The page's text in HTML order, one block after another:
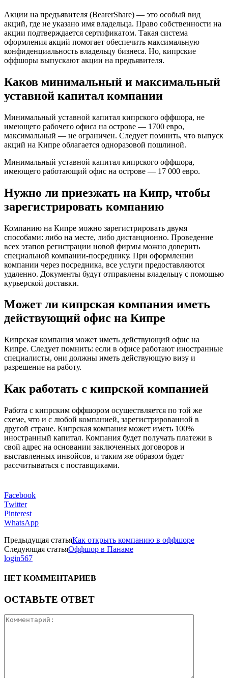
Акции на предъявителя (BearerShare) — это особый вид
акций, где не указано имя владельца. Право собственности на
акции подтверждается сертификатом. Такая система
оформления акций помогает обеспечить максимальную
конфиденциальность владельцу бизнеса. Но, кипрские
оффшоры выпускают акции на предъявителя.
Каков минимальный и максимальный
уставной капитал компании
Минимальный уставной капитал кипрского оффшора, не
имеющего рабочего офиса на острове — 1700 евро,
максимальный — не ограничен. Следует помнить, что выпуск
акций на Кипре облагается одноразовой пошлиной.
Минимальный уставной капитал кипрского оффшора,
имеющего работающий офис на острове — 17 000 евро.
Нужно ли приезжать на Кипр, чтобы
зарегистрировать компанию
Компанию на Кипре можно зарегистрировать двумя
способами: либо на месте, либо дистанционно. Проведение
всех этапов регистрации новой фирмы можно доверить
специальной компании-посреднику. При оформлении
компании через посредника, все услуги предоставляются
удаленно. Документы будут отправлены владельцу с помощью
курьерской доставки.
Может ли кипрская компания иметь
действующий офис на Кипре
Кипрская компания может иметь действующий офис на
Кипре. Следует помнить: если в офисе работают иностранные
специалисты, они должны иметь действующую визу и
разрешение на работу.
Как работать с кипрской компанией
Работа с кипрским оффшором осуществляется по той же
схеме, что и с любой компанией, зарегистрированной в
другой стране. Кипрская компания может иметь 100%
иностранный капитал. Компания будет получать платежи в
свой адрес на основании заключенных договоров и
выставленных инвойсов, и таким же образом будет
рассчитываться с поставщиками.
Facebook
Twitter
Pinterest
WhatsApp
Предыдущая статьяКак открыть компанию в оффшоре
Следующая статьяОффшор в Панаме
login567
НЕТ КОММЕНТАРИЕВ
ОСТАВЬТЕ ОТВЕТ